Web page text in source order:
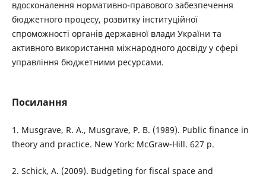
вдосконалення нормативно-правового забезпечення
бюджетного процесу, розвитку інституційної
спроможності органів державної влади України та
активного використання міжнародного досвіду у сфері
управління бюджетними ресурсами.
Посилання
1. Musgrave, R. A., Musgrave, P. B. (1989). Public finance in
theory and practice. New York: McGraw-Hill. 627 p.
2. Schick, A. (2009). Budgeting for fiscal space and